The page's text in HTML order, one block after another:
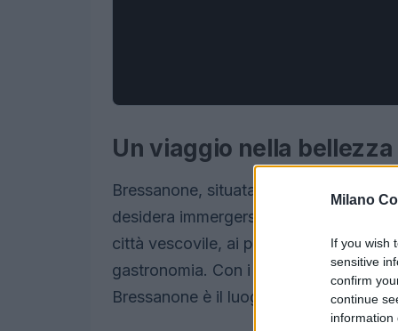
Milano
If you wish
sensitive
confirm
continue
information
Un viaggio nella
Bressanone, situata nel cuore
desidera immergersi nella bellezza
città vescovile, ai piedi delle
gastronomia. Con i suoi antichi
Bressanone è il luogo ideale per una